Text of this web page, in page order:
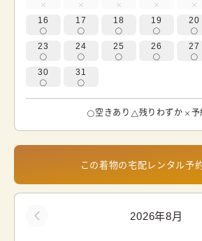
16 17 18 19 20
23 24 25 26 27
30 31
空きあり 残りわずか 予
この着物の宅配レンタル予
2026年8月